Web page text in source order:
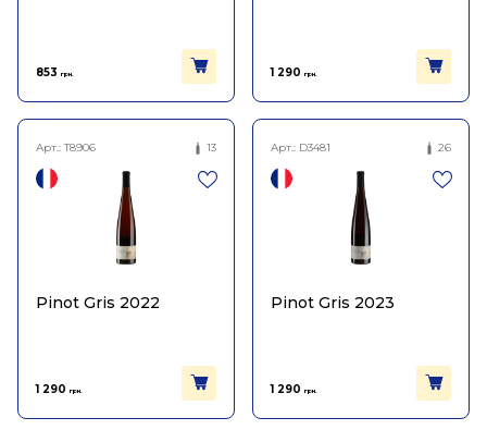
853 грн. 1 290 грн.
Арт.:T8906 13
Pinot Gris 2022
1 290 грн.
Арт.: D3481 26
Pinot Gris 2023
1 290 грн.